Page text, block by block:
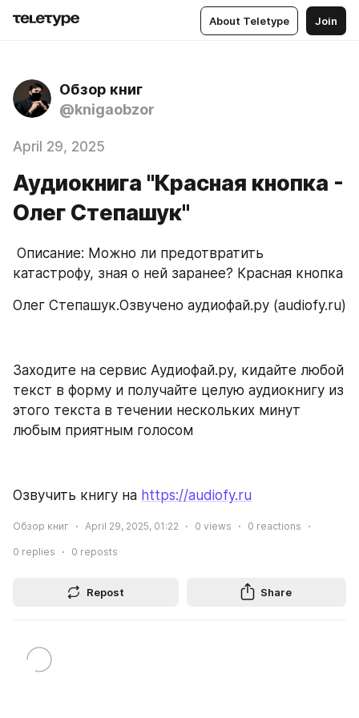
About Teletype Join
Обзор книг
@knigaobzor
April 29, 2025
Аудиокнига "Красная кнопка -
Олег Степашук"
катастрофу, зная о ней заранее? Красная кнопка
Олег Степашук.Озвучено аудиофай.ру (audiofy.ru)
Заходите на сервис Аудиофай.ру, кидайте любой
текст в форму и получайте целую аудиокнигу из
этого текста в течении нескольких минут
любым приятным голосом
Озвучить книгу на https://audiofy.ru
Обзор книг April 29, 2025, 01:22 0 views 0 reactions
0 replies 0 reposts
Repost Share